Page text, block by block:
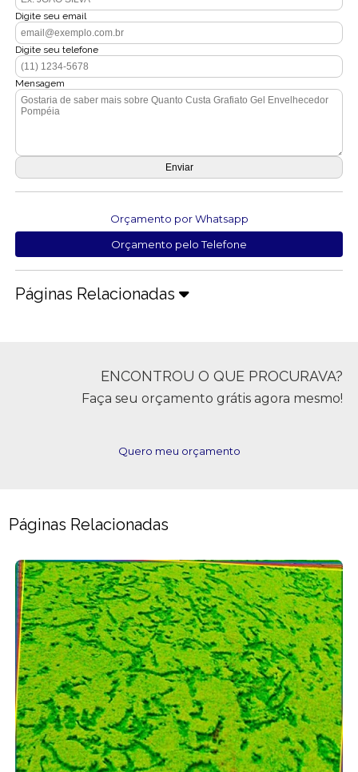
Digite seu email
Digite seu telefone
Mensagem
Orçamento por Whatsapp
Orçamento pelo Telefone
Páginas Relacionadas
ENCONTROU O QUE PROCURAVA?
Faça seu orçamento grátis agora mesmo!
Quero meu orçamento
Páginas Relacionadas